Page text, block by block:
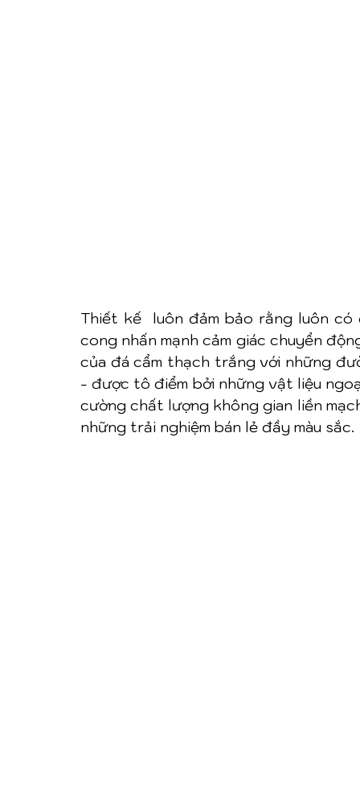
Thiết kế  luôn đảm bảo rằng luôn có
cong nhấn mạnh cảm giác chuyển
của đá cẩm thạch trắng với những
- được tô điểm bởi những vật liệu
cường chất lượng không gian liền
những trải nghiệm bán lẻ đầy màu sắc.